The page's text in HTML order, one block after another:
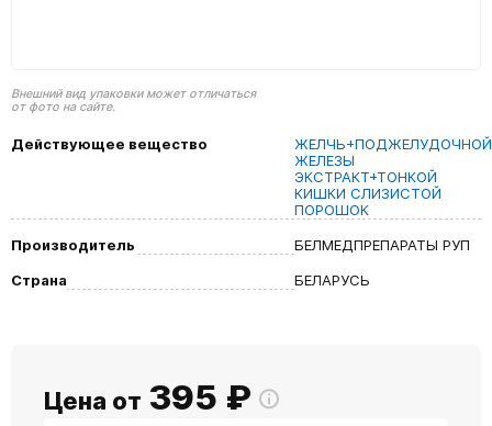
Внешний вид упаковки может отличаться
от фото на сайте.
Действующее вещество
ЖЕЛЧЬ+ПОДЖЕЛУДОЧНОЙ
ЖЕЛЕЗЫ
ЭКСТРАКТ+ТОНКОЙ
КИШКИ СЛИЗИСТОЙ
ПОРОШОК
Производитель
БЕЛМЕДПРЕПАРАТЫ РУП
Страна
БЕЛАРУСЬ
Цена от 395 ₽